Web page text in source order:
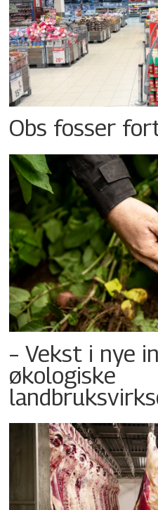
Obs fosser
– Vekst i nye
økologiske